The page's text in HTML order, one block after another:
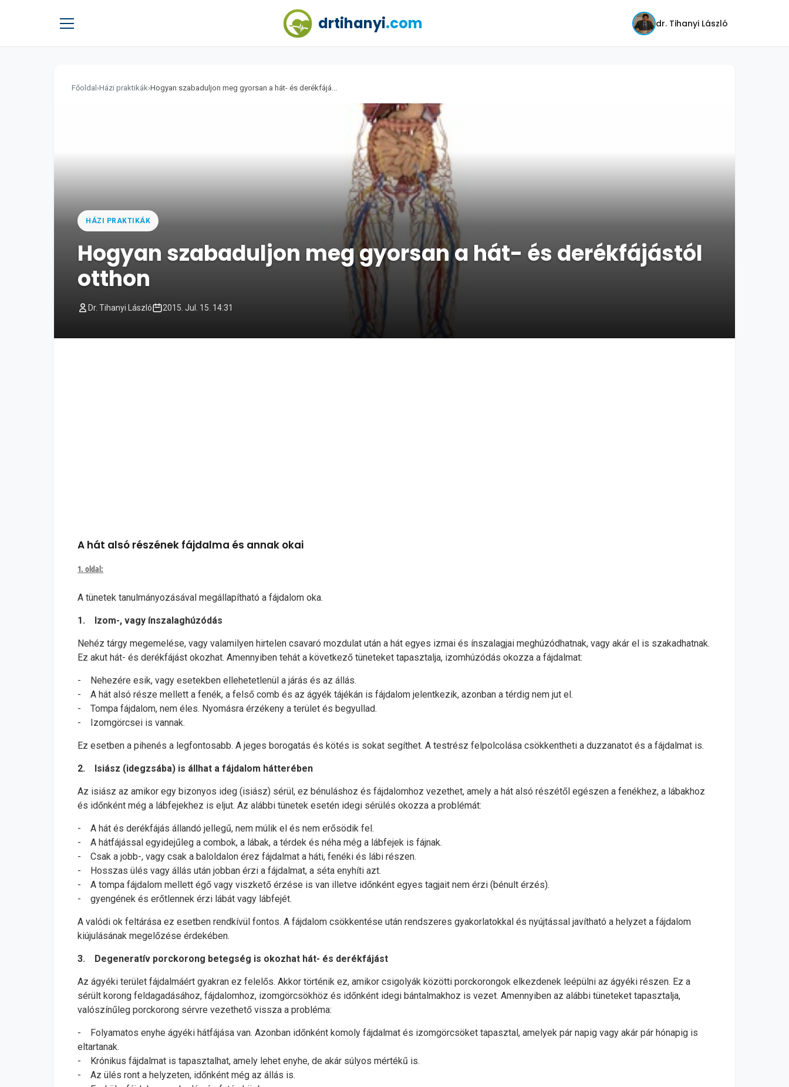
drtihanyi.com dr. Tihanyi László
Főoldal ›Házi praktikák›Hogyan szabaduljon meg gyorsan a hát- és derékfájá...
HÁZI PRAKTIKÁK
Hogyan szabaduljon meg gyorsan a hát- és derékfájástól
otthon
Dr. Tihanyi László 2015. Jul. 15. 14:31
A hát alsó részének fájdalma és annak okai
1. oldal:
A tünetek tanulmányozásával megállapítható a fájdalom oka.
1. Izom-, vagy ínszalaghúzódás
Nehéz tárgy megemelése, vagy valamilyen hirtelen csavaró mozdulat után a hát egyes izmai és ínszalagjai meghúzódhatnak, vagy akár el is szakadhatnak.
Ez akut hát- és derékfájást okozhat. Amennyiben tehát a következő tüneteket tapasztalja, izomhúzódás okozza a fájdalmat:
- Nehezére esik, vagy esetekben ellehetetlenül a járás és az állás.
- A hát alsó része mellett a fenék, a felső comb és az ágyék tájékán is fájdalom jelentkezik, azonban a térdig nem jut el.
- Tompa fájdalom, nem éles. Nyomásra érzékeny a terület és begyullad.
- Izomgörcsei is vannak.
Ez esetben a pihenés a legfontosabb. A jeges borogatás és kötés is sokat segíthet. A testrész felpolcolása csökkentheti a duzzanatot és a fájdalmat is.
2. Isiász (idegzsába) is állhat a fájdalom hátterében
Az isiász az amikor egy bizonyos ideg (isiász) sérül, ez bénuláshoz és fájdalomhoz vezethet, amely a hát alsó részétől egészen a fenékhez, a lábakhoz
és időnként még a lábfejekhez is eljut. Az alábbi tünetek esetén idegi sérülés okozza a problémát:
- A hát és derékfájás állandó jellegű, nem múlik el és nem erősödik fel.
- A hátfájással egyidejűleg a combok, a lábak, a térdek és néha még a lábfejek is fájnak.
- Csak a jobb-, vagy csak a baloldalon érez fájdalmat a háti, fenéki és lábi részen.
- Hosszas ülés vagy állás után jobban érzi a fájdalmat, a séta enyhíti azt.
- A tompa fájdalom mellett égő vagy viszkető érzése is van illetve időnként egyes tagjait nem érzi (bénult érzés).
- gyengének és erőtlennek érzi lábát vagy lábfejét.
A valódi ok feltárása ez esetben rendkívül fontos. A fájdalom csökkentése után rendszeres gyakorlatokkal és nyújtással javítható a helyzet a fájdalom
kiújulásának megelőzése érdekében.
3. Degeneratív porckorong betegség is okozhat hát- és derékfájást
Az ágyéki terület fájdalmáért gyakran ez felelős. Akkor történik ez, amikor csigolyák közötti porckorongok elkezdenek leépülni az ágyéki részen. Ez a
sérült korong feldagadásához, fájdalomhoz, izomgörcsökhöz és időnként idegi bántalmakhoz is vezet. Amennyiben az alábbi tüneteket tapasztalja,
valószínűleg porckorong sérvre vezethető vissza a probléma:
- Folyamatos enyhe ágyéki hátfájása van. Azonban időnként komoly fájdalmat és izomgörcsöket tapasztal, amelyek pár napig vagy akár pár hónapig is
eltartanak.
- Krónikus fájdalmat is tapasztalhat, amely lehet enyhe, de akár súlyos mértékű is.
- Az ülés ront a helyzeten, időnként még az állás is.